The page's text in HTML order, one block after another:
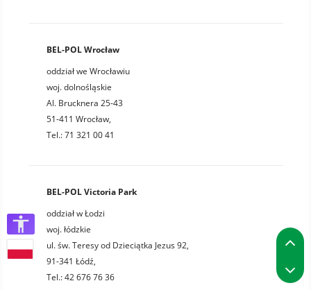
BEL-POL Wrocław
oddział we Wrocławiu
woj. dolnośląskie
Al. Brucknera 25-43
51-411 Wrocław,
Tel.: 71 321 00 41
BEL-POL Victoria Park
oddział w Łodzi
woj. łódzkie
ul. św. Teresy od Dzieciątka Jezus 92,
91-341 Łódź,
Tel.: 42 676 76 36